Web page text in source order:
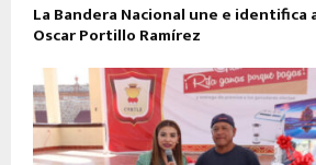
La Bandera Nacional une e identifica
Oscar Portillo Ramírez